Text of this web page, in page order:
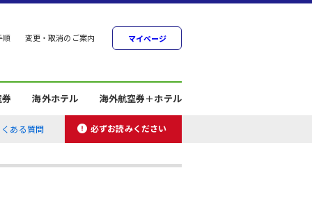
順 変更・取消のご案内 マイページ
海外ホテル 海外航空券＋ホテル
ある質問 必ずお読みください